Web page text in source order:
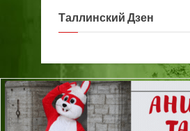
Таллинский Дзен